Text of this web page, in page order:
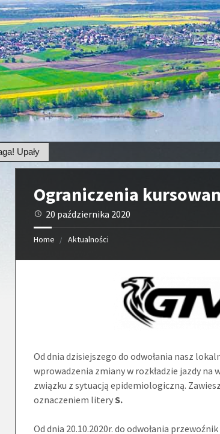
Ograniczenia
20 października 2020
Home Aktualności
Od dnia dzisiejszego do odwołania nasz
wprowadzenia zmiany w rozkładzie jazdy
związku z sytuacją epidemiologiczną.
oznaczeniem literyS.
Od dnia 20.10.2020r. do odwołania